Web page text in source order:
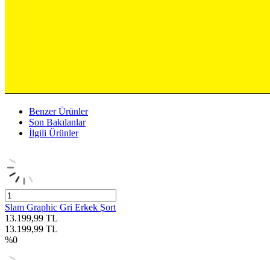
Benzer Ürünler
Son Bakılanlar
İlgili Ürünler
Slam Graphic Gri Erkek Şort
13.199,99 TL
13.199,99 TL
%0